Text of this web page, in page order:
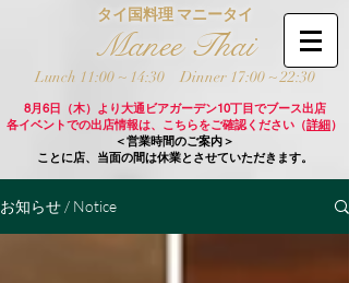
タイ国料理 マニータイ
Manee Thai
Lunch 11:00 ~ 14:30Dinner 17:00 ~ 22:30
8月6日（木）より大通ビアガーデン10丁目でブース出店
各イベントでの出店情報は、こちらをご確認ください（詳細）
＜営業時間のご案内＞
ことに店、当面の間は休業とさせていただきます。
お知らせ / Notice